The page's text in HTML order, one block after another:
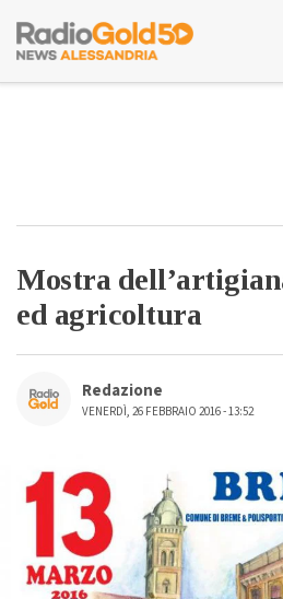
Mostra
ed agricoltura
Redazione
VENERDÌ, 26 FEBBRAIO 2016 - 13:52